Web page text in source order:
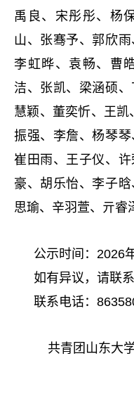
禹良、宋彤彤、杨
山、张骞予、郭欣
李虹晔、袁畅、曹
洁、张凯、梁涵硕
慧颖、董奕忻、王凯
振强、李詹、杨琴琴
崔田雨、王子仪、
豪、胡乐怡、李子
思瑜、辛羽萱、亓睿
公示时间：2026
如有异议，请联
联系电话：
共青团山东大